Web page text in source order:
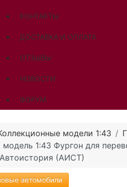
КОНТАКТЫ
ДОСТАВКА И ОПЛАТА
ОТЗЫВЫ
НОВОСТИ
ФОРУМ
модели 1:43
1:43 Фургон для
(АИСТ)
автомобили